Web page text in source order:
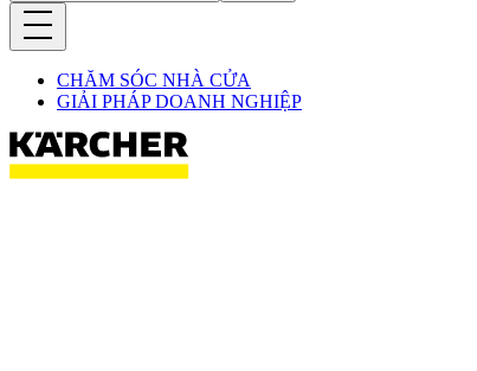
CHĂM SÓC NHÀ CỬA
GIẢI PHÁP DOANH NGHIỆP